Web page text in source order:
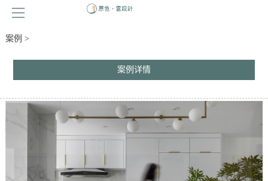
案例 >
案例详情